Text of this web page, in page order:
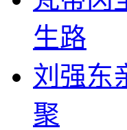
生路
刘强东
聚